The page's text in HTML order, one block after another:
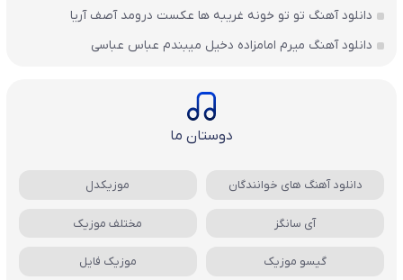
دانلود آهنگ تو تو خونه غریبه ها عکست درومد آصف آریا
دانلود آهنگ میرم امامزاده دخیل میبندم عباس عباسی
دوستان ما
دانلود آهنگ های خوانندگان موزیکدل
آی سانگز مختلف موزیک
گیسو موزیک موزیک فایل